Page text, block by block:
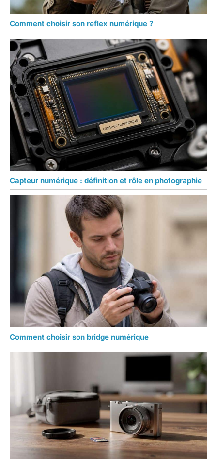
Comment choisir son reflex numérique ?
Capteur numérique : définition et rôle en photographie
Comment choisir son bridge numérique